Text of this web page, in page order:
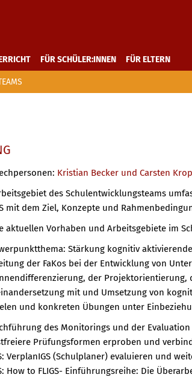
FÜR SCHÜLER:INNEN FÜR ELTERN
Kristian Becker und Carsten
des Schulentwicklungsteams
mit dem Ziel, Konzepte und
aktuellen Vorhaben und Arbeitsgebiete im
Stärkung kognitiv
der FaKos bei der Entwicklung von
der Projektorientierung,
mit und Umsetzung von
und konkreten Übungen unter
des Monitorings und der
Prüfungsformen erproben und
VerplanIGS (Schulplaner) evaluieren und
How to FLIGS- Einführungsreihe: Die